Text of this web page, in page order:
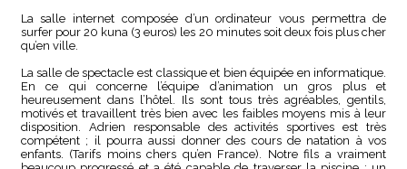
La salle internet composée d’un ordinateur vous permettra de
surfer pour 20 kuna (3 euros) les 20 minutes soit deux fois plus cher
qu’en ville.
La salle de spectacle est classique et bien équipée en informatique.
En ce qui concerne l’équipe d’animation un gros plus et
heureusement dans l’hôtel. Ils sont tous très agréables, gentils,
motivés et travaillent très bien avec les faibles moyens mis à leur
disposition. Adrien responsable des activités sportives est très
compétent ; il pourra aussi donner des cours de natation à vos
enfants. (Tarifs moins chers qu’en France). Notre fils a vraiment